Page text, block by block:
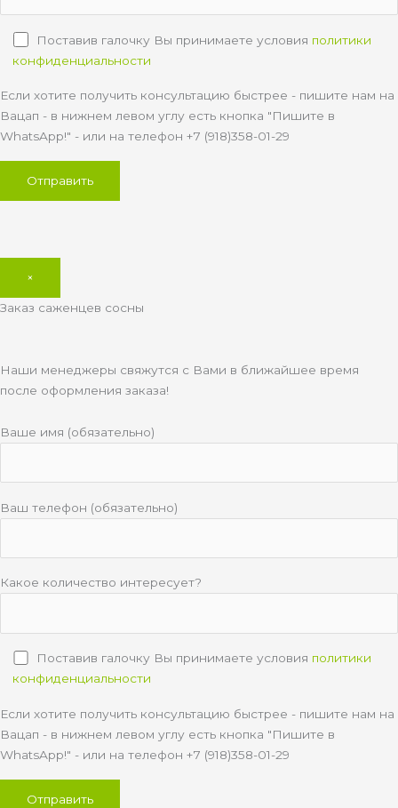
Поставив галочку Вы принимаете условия политики
конфиденциальности
Если хотите получить консультацию быстрее - пишите нам на
Вацап - в нижнем левом углу есть кнопка "Пишите в
WhatsApp!" - или на телефон +7 (918)358-01-29
×
Заказ саженцев сосны
Наши менеджеры свяжутся с Вами в ближайшее время
после оформления заказа!
Ваше имя (обязательно)
Ваш телефон (обязательно)
Какое количество интересует?
Поставив галочку Вы принимаете условия политики
конфиденциальности
Если хотите получить консультацию быстрее - пишите нам на
Вацап - в нижнем левом углу есть кнопка "Пишите в
WhatsApp!" - или на телефон +7 (918)358-01-29